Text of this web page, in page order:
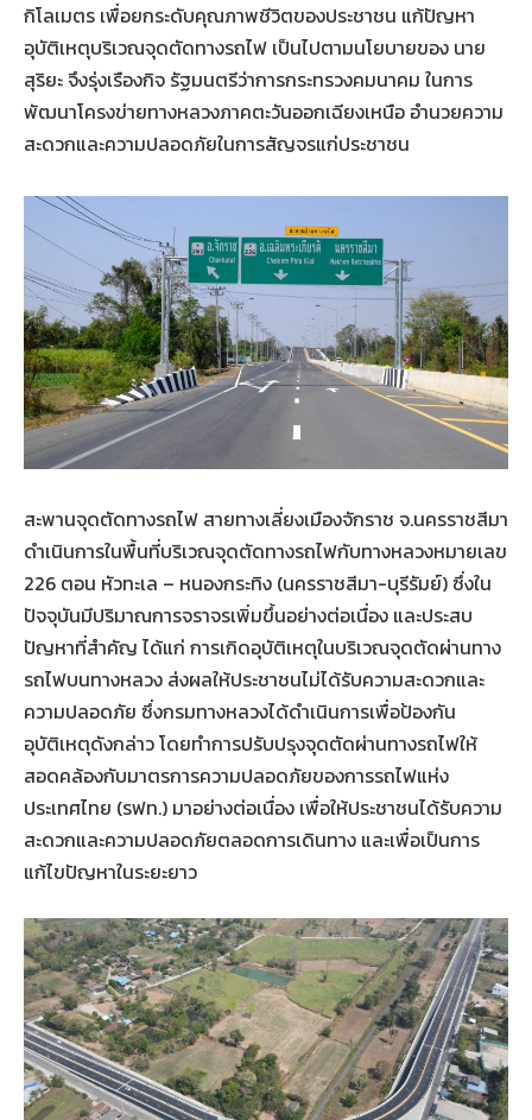
กิโลเมตร เพื่อยกระดับคุณภาพชีวิตของประชาชน แก้ปัญหา
อุบัติเหตุบริเวณจุดตัดทางรถไฟ เป็นไปตามนโยบายของ นาย
สุริยะ จึงรุ่งเรืองกิจ รัฐมนตรีว่าการกระทรวงคมนาคม ในการ
พัฒนาโครงข่ายทางหลวงภาคตะวันออกเฉียงเหนือ อำนวยความ
สะดวกและความปลอดภัยในการสัญจรแก่ประชาชน
สะพานจุดตัดทางรถไฟ สายทางเลี่ยงเมืองจักราช จ.นครราชสีมา
ดำเนินการในพื้นที่บริเวณจุดตัดทางรถไฟกับทางหลวงหมายเลข
226 ตอน หัวทะเล – หนองกระทิง (นครราชสีมา-บุรีรัมย์) ซึ่งใน
ปัจจุบันมีปริมาณการจราจรเพิ่มขึ้นอย่างต่อเนื่อง และประสบ
ปัญหาที่สำคัญ ได้แก่ การเกิดอุบัติเหตุในบริเวณจุดตัดผ่านทาง
รถไฟบนทางหลวง ส่งผลให้ประชาชนไม่ได้รับความสะดวกและ
ความปลอดภัย ซึ่งกรมทางหลวงได้ดำเนินการเพื่อป้องกัน
อุบัติเหตุดังกล่าว โดยทำการปรับปรุงจุดตัดผ่านทางรถไฟให้
สอดคล้องกับมาตรการความปลอดภัยของการรถไฟแห่ง
ประเทศไทย (รฟท.) มาอย่างต่อเนื่อง เพื่อให้ประชาชนได้รับความ
สะดวกและความปลอดภัยตลอดการเดินทาง และเพื่อเป็นการ
แก้ไขปัญหาในระยะยาว